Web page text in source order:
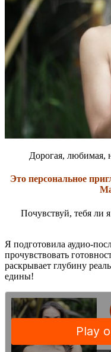
Дорогая, любимая,
Это персональное
Почувствуй, тебя ли
Я подготовила аудио-
прочувствовать
раскрывает глубину
едины!